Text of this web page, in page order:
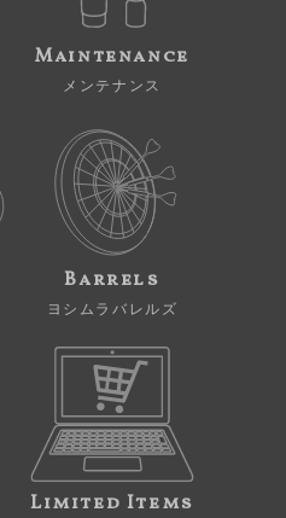
Maintenance
メンテナンス
Barrels
ヨシムラバレルズ
Limited Items